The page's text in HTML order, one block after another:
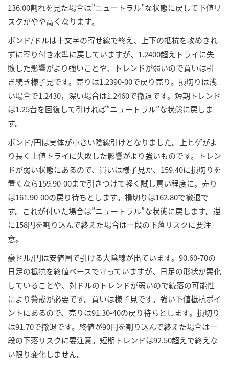
136.00割れを見た場合は”ニュートラル”な状態に戻して下値リ
スクがやや高くなります。
ポンド/ドルは十文字の寄せ線で終え、上下の抵抗を攻めきれ
ずに寄り付き水準に戻していますが、1.2400超えトライに失
敗した影響がより強いことや、トレンドが弱いので買いは引
き続き様子見です。売りは1.2390-00で戻り売り。損切りは浅
い場合で1.2430，深い場合は1.2460で撤退です。短期トレンド
は1.25台を回復して引ければ”ニュートラル”な状態に戻しま
す。
ポンド/円は実体が小さい陰線引けとなりました。上ヒゲがよ
り長く上値トライに失敗した影響がより強いものです。トレン
ドが弱い状態にあるので、買いは様子見か、159.40に損切りを
置くなら159.90-00まで引きつけて軽く試し買い程度に。売り
は161.90-00の戻り待ちとします。損切りは162.80で撤退で
す。これが付いた場合は”ニュートラル”な状態に戻します。逆
に158円を割り込んで終えた場合は一段の下落リスクに要注
意。
豪ドル/円は安値圏で引ける大陰線が出ています。90.60-70の
日足の抵抗を終値ベースで守っていますが、日足の形状が悪化
していることや、対ドルのトレンドが弱いので続落の可能性
により警戒が必要です。買いは様子見です。強い下値抵抗ポイ
ントにあるので、売りは91.30-40の戻り待ちとします。損切り
は91.70で撤退です。終値が90円を割り込んで終えた場合は一
段の下落リスクに要注意。短期トレンドは92.50超えで終えな
い限り変化しません。